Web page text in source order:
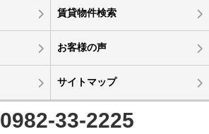
賃貸物件検索
お客様の声
サイトマップ
0982-33-2225